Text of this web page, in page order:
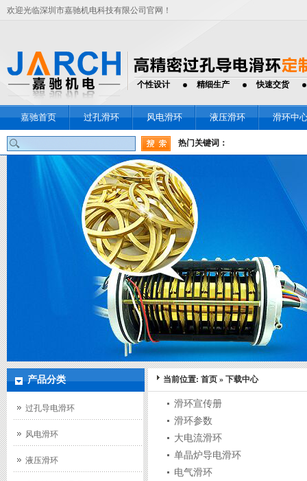
欢迎光临深圳市嘉驰机电科技有限公司官网！
个性设计 精细生产 快速交货
嘉驰首页 过孔滑环 风电滑环 液压滑环 滑环中
热门关键词：
产品分类
过孔导电滑环
风电滑环
液压滑环
当前位置: 首页 » 下载中心
滑环宣传册
滑环参数
大电流滑环
单晶炉导电滑环
电气滑环